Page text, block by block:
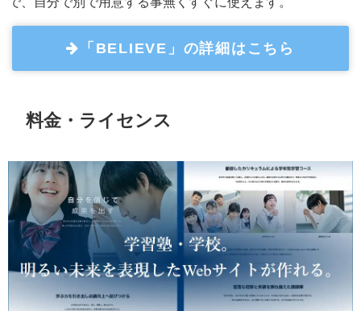
「BELIEVE」の詳細はこちら
料金・ライセンス